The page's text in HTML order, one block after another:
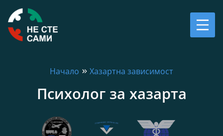
Начало Хазартна зависимост
Психолог за хазарта